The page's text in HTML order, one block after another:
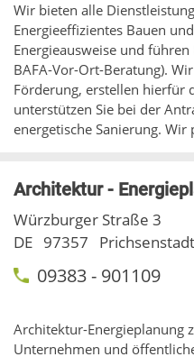
Wir bieten alle
Energieeffizientes Bauen
Energieausweise und
BAFA-Vor-Ort-Beratung).
Förderung, erstellen hierfür
unterstützen Sie bei der
energetische Sanierung. Wir
Architektur -
Würzburger Straße 3
DE 97357 Prichsenstadt
09383 - 901109
Architektur-Energieplanung
Unternehmen und